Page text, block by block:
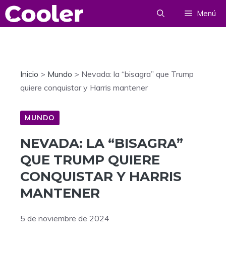
Saltar
al
Menú
Inicio > Mundo > Nevada: la “bisagra” que Trump
quiere conquistar y Harris mantener
MUNDO
NEVADA: LA “BISAGRA”
QUE TRUMP QUIERE
CONQUISTAR Y HARRIS
MANTENER
5 de noviembre de 2024